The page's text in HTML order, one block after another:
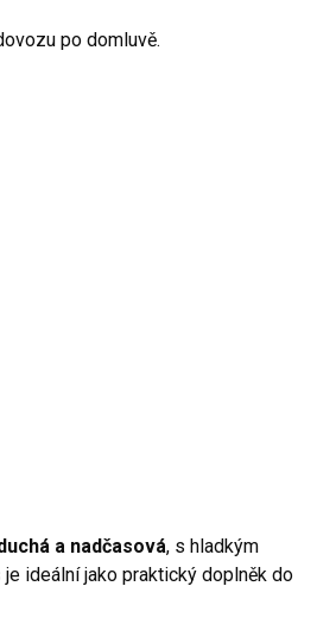
po domluvě.
a nadčasová, s hladkým
je ideální jako praktický doplněk do